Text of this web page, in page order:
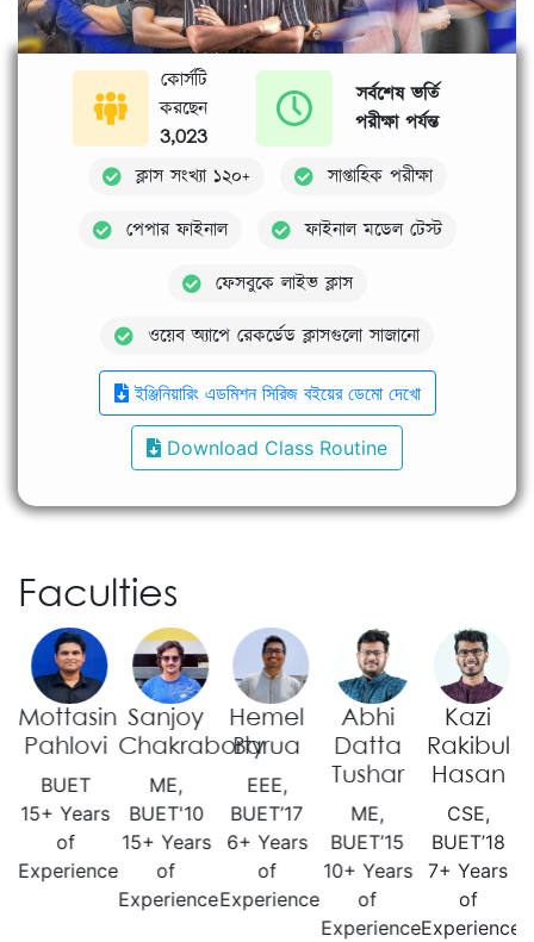
Faculties
Mottasin
Pahlovi
BUET
15+ Years
of
Experience
Sanjoy
Chakraborty
ME,
BUET'10
15+ Years
of
Experience
Hemel
Barua
EEE,
BUET’17
6+ Years
of
Experience
Abhi
Datta
Tushar
ME,
BUET’15
10+ Years
of
Experience
Kazi
Rakibul
Hasan
CSE,
BUET’18
7+ Years
of
Experience
কোর্সটি
করছেন
3,023
সর্বশেষ ভর্তি
পরীক্ষা পর্যন্ত
ক্লাস সংখ্যা ১২০+ সাপ্তাহিক পরীক্ষা
পেপার ফাইনাল ফাইনাল মডেল টেস্ট
ফেসবুকে লাইভ ক্লাস
ওয়েব অ্যাপে রেকর্ডেড ক্লাসগুলো সাজানো
ইঞ্জিনিয়ারিং এডমিশন সিরিজ বইয়ের ডেমো দেখো
Download Class Routine